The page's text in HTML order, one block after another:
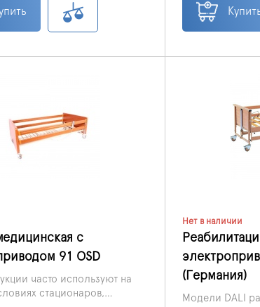
с
91 OSD
часто используют на
стационаров,
Нет в наличии
(Германия)
Модели DALI